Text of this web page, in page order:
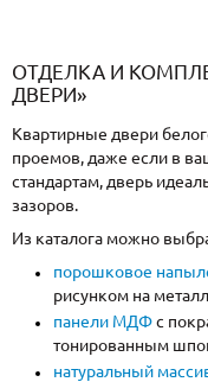
ОТДЕЛКА И
ДВЕРИ»
Квартирные двери
проемов, даже если в
стандартам, дверь
зазоров.
Из каталога можно
порошковое
рисунком на
панели МДФс
тонированным
натуральный